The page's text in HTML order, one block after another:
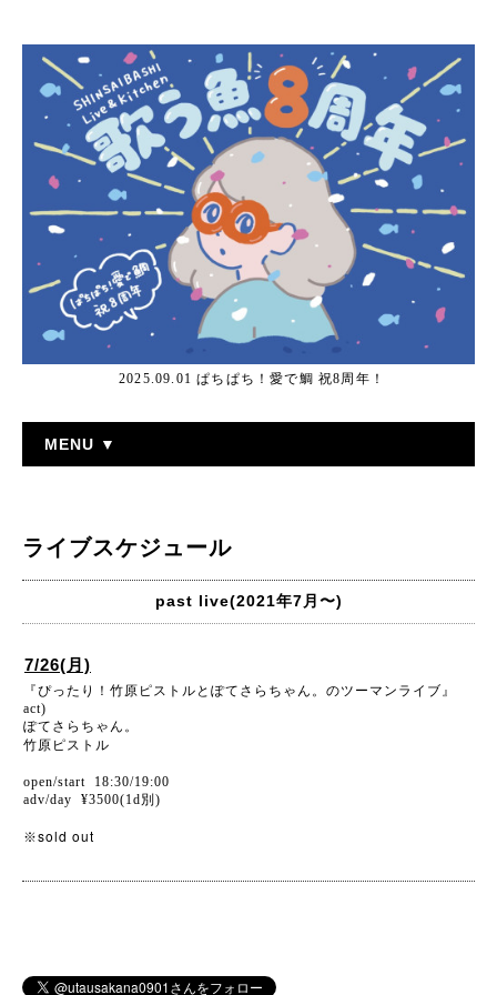
2025.09.01 ぱちぱち！愛で鯛 祝8周年！
MENU ▼
ライブスケジュール
past live(2021年7月〜)
7/26(月)
『ぴったり！竹原ピストルとぽてさらちゃん。のツーマンライブ』
act)
ぽてさらちゃん。
竹原ピストル
open/start 18:30/19:00
adv/day ¥3500(1d別)
※sold out